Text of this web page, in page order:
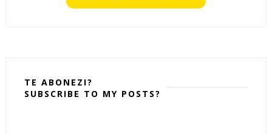
TE ABONEZI?
SUBSCRIBE TO MY POSTS?